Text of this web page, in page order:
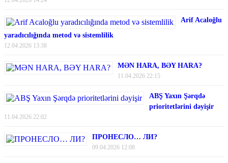
Arif Acaloğlu
yaradıcılığında metod və sistemlilik
12.04.2026 13:38
MƏN HARA, BƏY HARA?
11.04.2026 22:15
ABŞ Yaxın Şərqdə
prioritetlərini dəyişir
11.04.2026 22:02
ПРОНЕСЛО… ЛИ?
09.04.2026 12:08